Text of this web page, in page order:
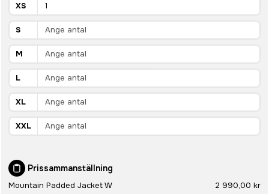
XS
S
M
L
XL
XXL
Prissammanställning
Mountain Padded Jacket W 2 990,00 kr